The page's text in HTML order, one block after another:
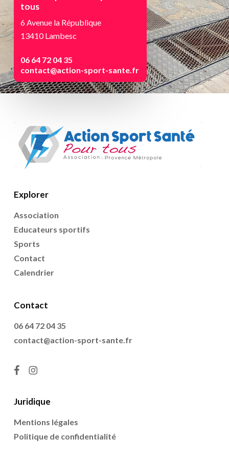
tous
6 Avenue la République
13410 Lambesc
06 64 72 04 35
contact@action-sport-sante.fr
Explorer
Association
Educateurs sportifs
Sports
Contact
Calendrier
Contact
06 64 72 04 35
contact@action-sport-sante.fr
facebookinstagram
Juridique
Mentions légales
Politique de confidentialité